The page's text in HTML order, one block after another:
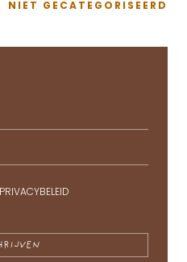
NIET GECATEGORISEERD
PRIVACYBELEID